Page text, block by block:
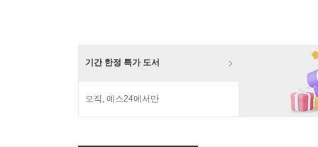
기간 한정 특가 도서
오직, 예스24에서만